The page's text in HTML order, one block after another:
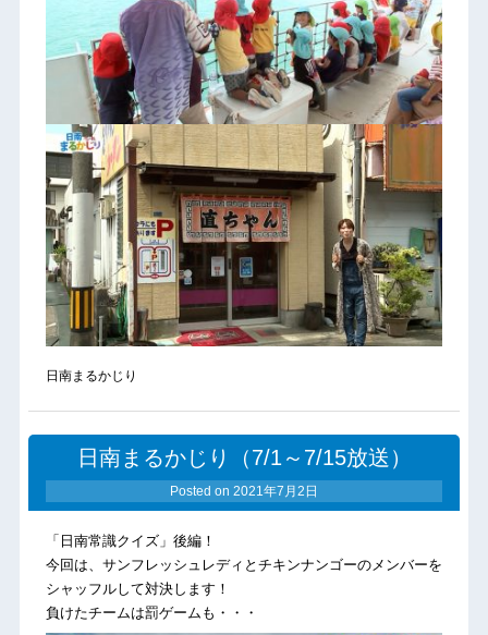
日南まるかじり
日南まるかじり（7/1～7/15放送）
Posted on 2021年7月2日
「日南常識クイズ」後編！
今回は、サンフレッシュレディとチキンナンゴーのメンバーを
シャッフルして対決します！
負けたチームは罰ゲームも・・・